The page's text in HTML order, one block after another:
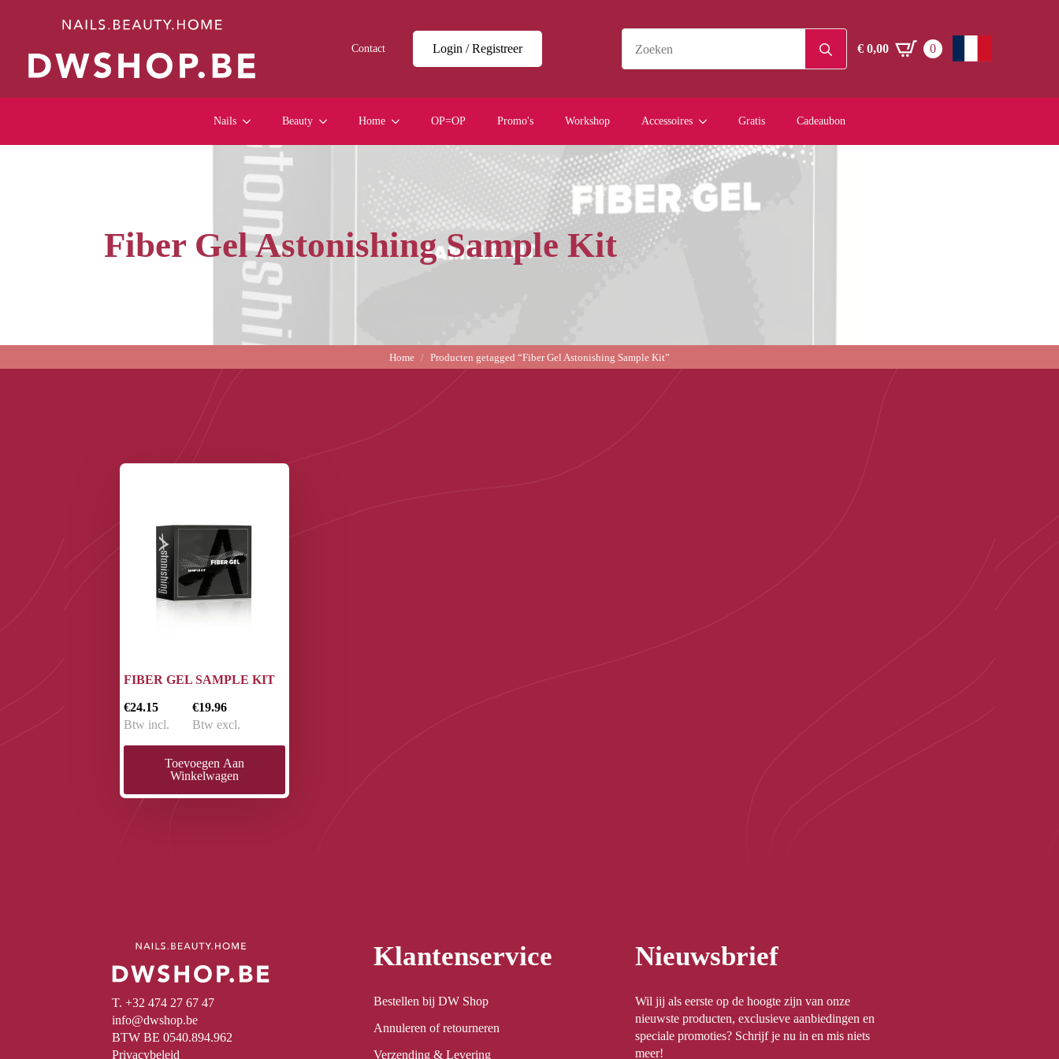
Contact Login / Registreer
for:€0,00 0
Nails Beauty Home OP=OP Promo's Workshop Accessoires Gratis Cadeaubon
Fiber Gel Astonishing Sample Kit
Home Producten getagged “Fiber Gel Astonishing Sample Kit”
FIBER GEL SAMPLE KIT
€24.15
Btw incl.
€19.96
Btw excl.
Toevoegen Aan
Winkelwagen
T. +32 474 27 67 47
info@dwshop.be
BTW BE 0540.894.962
Privacybeleid
Klantenservice
Bestellen bij DW Shop
Annuleren of retourneren
Verzending & Levering
Nieuwsbrief
Wil jij als eerste op de hoogte zijn van onze
nieuwste producten, exclusieve aanbiedingen en
speciale promoties? Schrijf je nu in en mis niets
meer!